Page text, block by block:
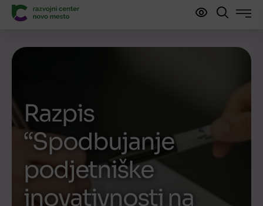
Razpis
“Spodbujanje
podjetniške
inovativnosti na